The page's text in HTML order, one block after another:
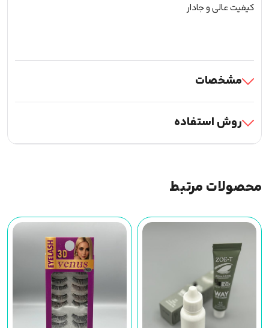
کیفیت عالی و جادار
مشخصات
روش استفاده
محصولات مرتبط